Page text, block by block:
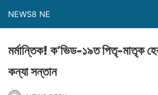
NEWS8 NE
মৰ্মান্তিক! ক’ভিড-১৯ত পিতৃ-মাতৃক
কন্যা সন্তান